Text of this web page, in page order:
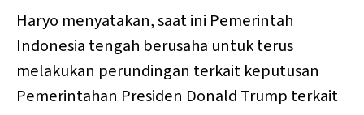
Haryo menyatakan, saat ini Pemerintah
Indonesia tengah berusaha untuk terus
melakukan perundingan terkait keputusan
Pemerintahan Presiden Donald Trump terkait